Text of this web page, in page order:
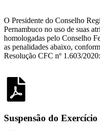
O Presidente do Conselho
Pernambuco no uso de suas
homologadas pelo Conselho
as penalidades abaixo,
Resolução CFC nº 1.603/2020:
Suspensão do